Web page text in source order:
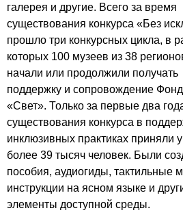
галерея и другие. Всего за время
существования конкурса «Без
прошло три конкурсных цикла, в
которых 100 музеев из 38
начали или продолжили получать
поддержку и сопровождение
«Свет». Только за первые два
существования конкурса в
инклюзивных практиках приняли
более 39 тысяч человек. Были
пособия, аудиогиды, тактильные
инструкции на ясном языке и
элементы доступной среды.